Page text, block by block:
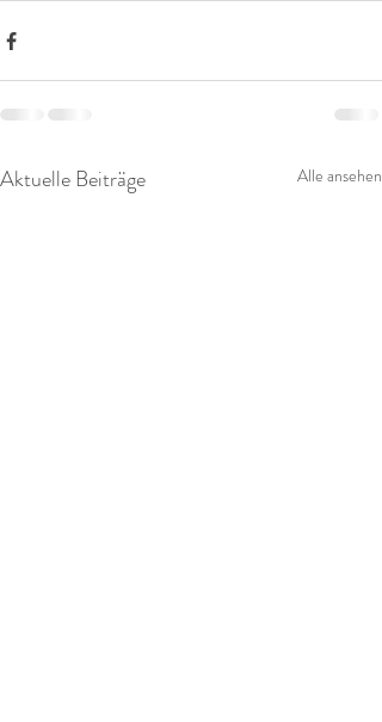
Aktuelle Beiträge Alle ansehen